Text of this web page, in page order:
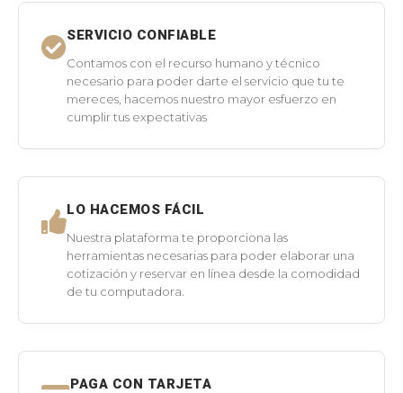
SERVICIO CONFIABLE
Contamos con el recurso humano y técnico
necesario para poder darte el servicio que tu te
mereces, hacemos nuestro mayor esfuerzo en
cumplir tus expectativas
LO HACEMOS FÁCIL
Nuestra plataforma te proporciona las
herramientas necesarias para poder elaborar una
cotización y reservar en línea desde la comodidad
de tu computadora.
PAGA CON TARJETA